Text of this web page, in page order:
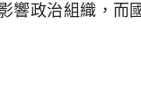
政治組織，而